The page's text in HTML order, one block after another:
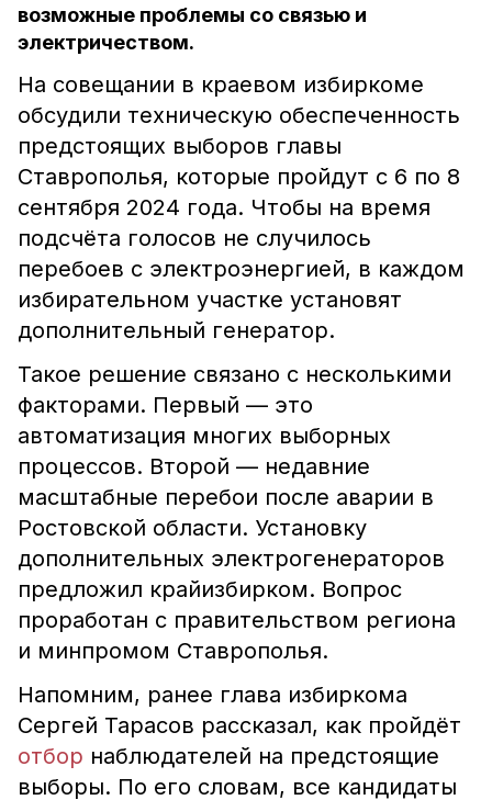
возможные проблемы со связью и
электричеством.
На совещании в краевом избиркоме
обсудили техническую обеспеченность
предстоящих выборов главы
Ставрополья, которые пройдут с 6 по 8
сентября 2024 года. Чтобы на время
подсчёта голосов не случилось
перебоев с электроэнергией, в каждом
избирательном участке установят
дополнительный генератор.
Такое решение связано с несколькими
факторами. Первый — это
автоматизация многих выборных
процессов. Второй — недавние
масштабные перебои после аварии в
Ростовской области. Установку
дополнительных электрогенераторов
предложил крайизбирком. Вопрос
проработан с правительством региона
и минпромом Ставрополья.
Напомним, ранее глава избиркома
Сергей Тарасов рассказал, как пройдёт
отбор наблюдателей на предстоящие
выборы. По его словам, все кандидаты